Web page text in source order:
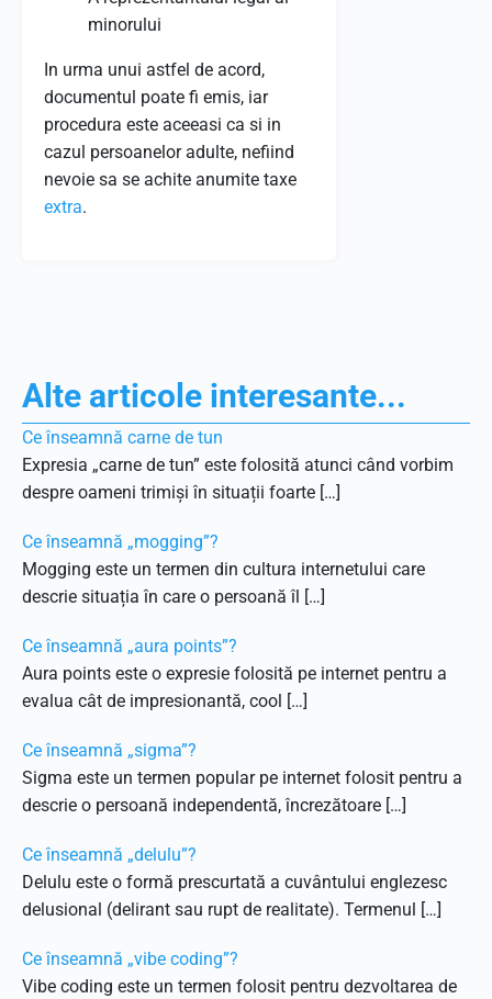
minorului
In urma unui astfel de acord,
documentul poate fi emis, iar
procedura este aceeasi ca si in
cazul persoanelor adulte, nefiind
nevoie sa se achite anumite taxe
extra.
Alte articole interesante...
Ce înseamnă carne de tun
Expresia „carne de tun” este folosită atunci când vorbim
despre oameni trimiși în situații foarte […]
Ce înseamnă „mogging”?
Mogging este un termen din cultura internetului care
descrie situația în care o persoană îl […]
Ce înseamnă „aura points”?
Aura points este o expresie folosită pe internet pentru a
evalua cât de impresionantă, cool […]
Ce înseamnă „sigma”?
Sigma este un termen popular pe internet folosit pentru a
descrie o persoană independentă, încrezătoare […]
Ce înseamnă „delulu”?
Delulu este o formă prescurtată a cuvântului englezesc
delusional (delirant sau rupt de realitate). Termenul […]
Ce înseamnă „vibe coding”?
Vibe coding este un termen folosit pentru dezvoltarea de